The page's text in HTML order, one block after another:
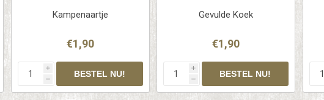
Kampenaartje
€1,90
i
h
Gevulde Koek
€1,90
i
h